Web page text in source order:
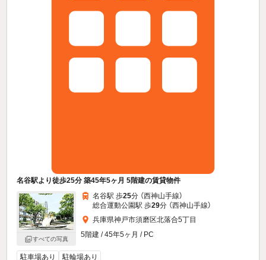
名谷駅より徒歩25分 築45年5ヶ月 5階建の賃貸物件
すべての写真
名谷駅 歩25分 （西神山手線）
総合運動公園駅 歩29分 （西神山手線）
兵庫県神戸市須磨区北落合5丁目
5階建 / 45年5ヶ月 / PC
駐車場あり 駐輪場あり